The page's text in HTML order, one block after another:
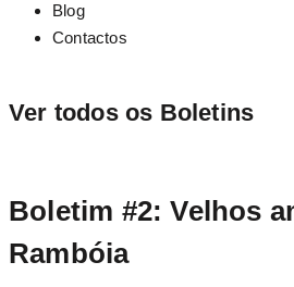
Blog
Contactos
Ver todos os Boletins
Boletim #2: Velhos
Rambóia